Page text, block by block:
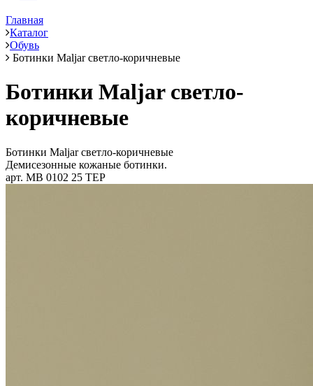
Главная
Каталог
Обувь
Ботинки Maljar светло-коричневые
Ботинки Maljar светло-
коричневые
Ботинки Maljar светло-коричневые
Демисезонные кожаные ботинки.
арт. MB 0102 25 TEP